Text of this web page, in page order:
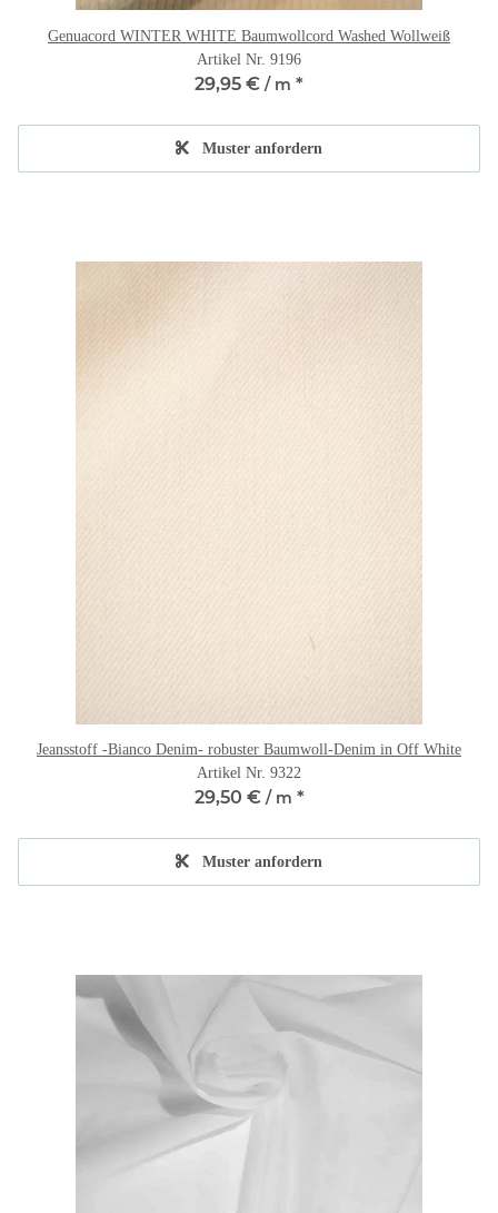
Genuacord WINTER WHITE Baumwollcord Washed Wollweiß
Artikel Nr. 9196
29,95 € / m *
Muster anfordern
Jeansstoff -Bianco Denim- robuster Baumwoll-Denim in Off White
Artikel Nr. 9322
29,50 €/ m *
Muster anfordern